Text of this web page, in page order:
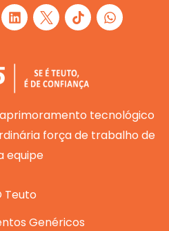
L
i
n
e
i
W
h
a
tecnológico
força de trabalho de
equipe
Teuto
Genéricos